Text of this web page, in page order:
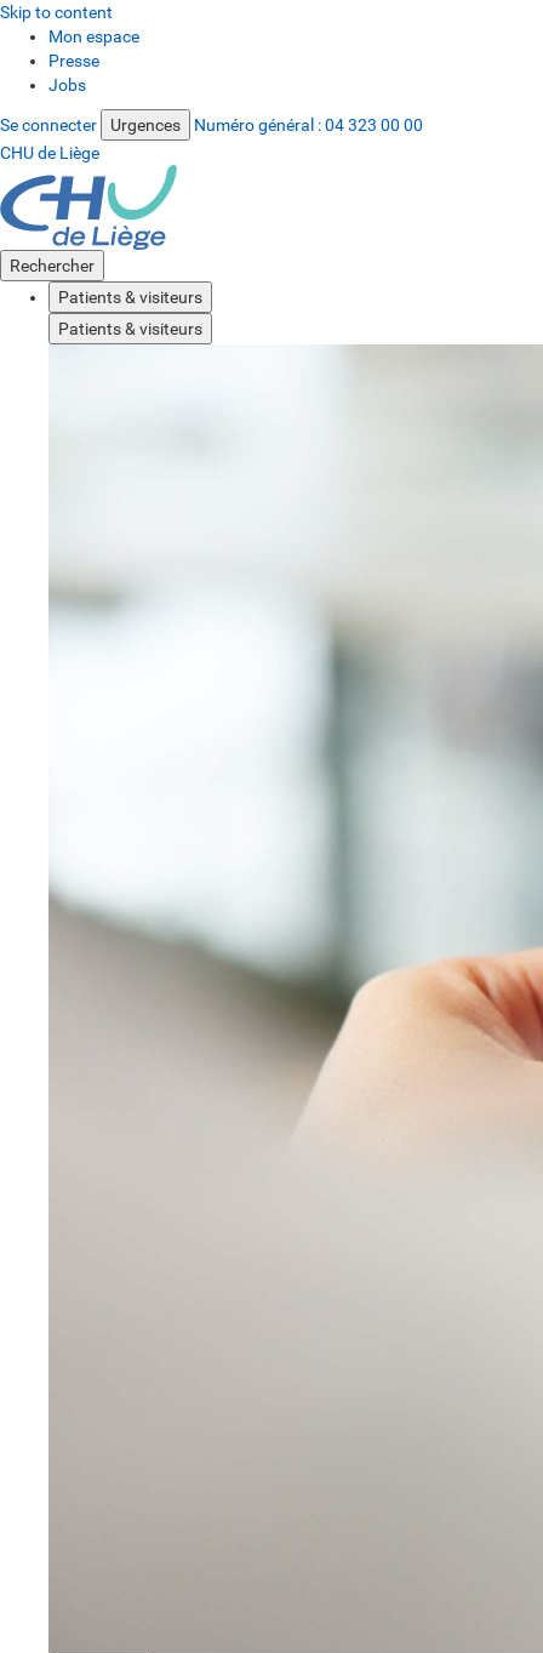
Skip to content
Mon espace
Presse
Jobs
Se connecter Urgences Numéro général :04 323 00 00
CHU de Liège
Rechercher
Patients & visiteurs
Patients & visiteurs